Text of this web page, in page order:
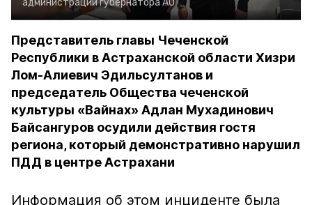
администрации губернатора АО
Представитель главы Чеченской
Республики в Астраханской области Хизри
Лом-Алиевич Эдильсултанов и
председатель Общества чеченской
культуры «Вайнах» Адлан Мухадинович
Байсангуров осудили действия гостя
региона, который демонстративно нарушил
ПДД в центре Астрахани
Информация об этом инциденте была